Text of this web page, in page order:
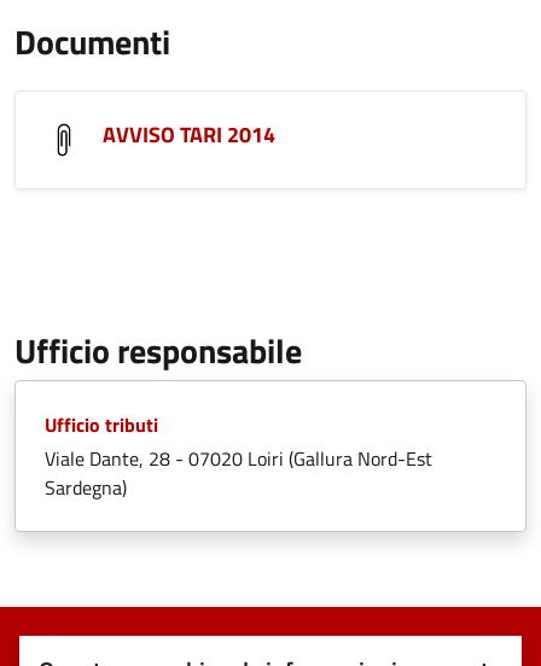
Documenti
AVVISO TARI 2014
Ufficio responsabile
Ufficio tributi
Viale Dante, 28 - 07020 Loiri (Gallura Nord-Est
Sardegna)